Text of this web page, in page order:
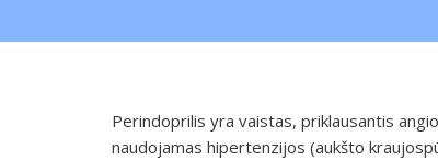
Perindoprilis yra vaistas, priklausantis
naudojamas hipertenzijos (aukšto